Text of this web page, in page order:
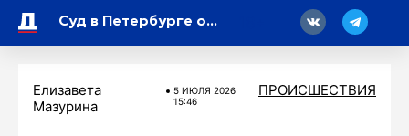
Суд в Петербурге отказался отправлять обвиняемого в нападении на полицейского под домашний арест
Елизавета
Мазурина
5 ИЮЛЯ 2026
15:46
ПРОИСШЕСТВИЯ